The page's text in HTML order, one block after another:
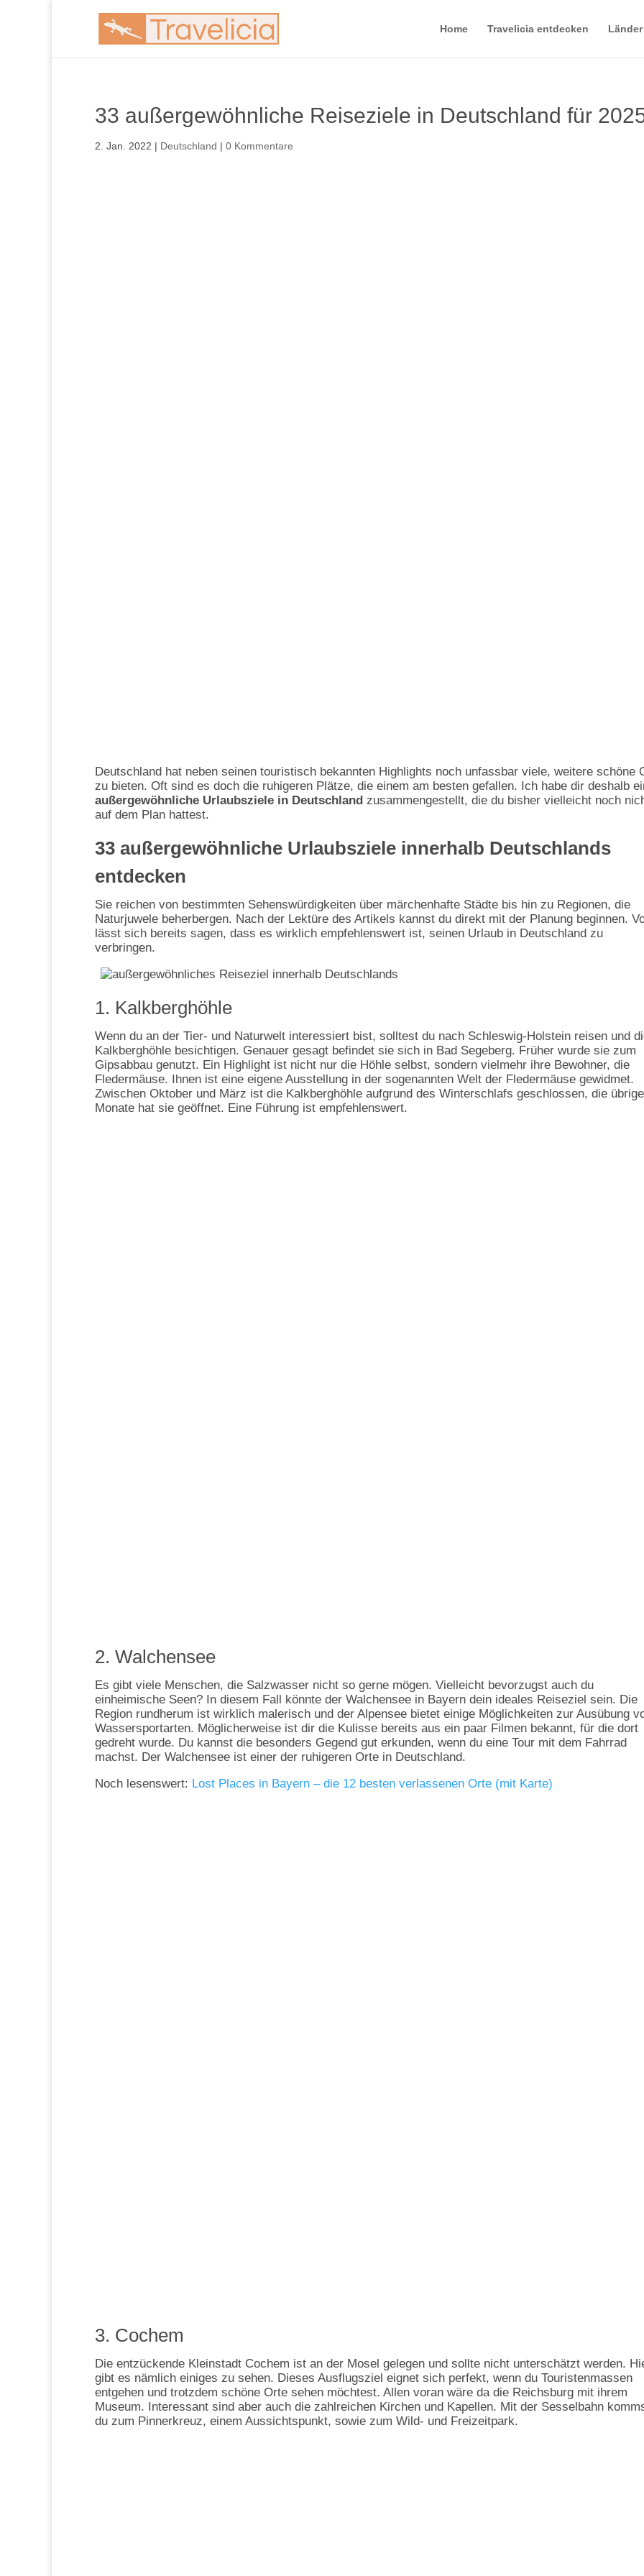
Home Travelicia entdecken Länder
33 außergewöhnliche Reiseziele in Deutschland für
2. Jan. 2022 | Deutschland | 0 Kommentare
Deutschland hat neben seinen touristisch bekannten Highlights noch unfassbar viele, weitere schöne
zu bieten. Oft sind es doch die ruhigeren Plätze, die einem am besten gefallen. Ich habe dir deshalb
außergewöhnliche Urlaubsziele in Deutschland zusammengestellt, die du bisher vielleicht noch
auf dem Plan hattest.
33 außergewöhnliche Urlaubsziele innerhalb Deutschlands
entdecken
Sie reichen von bestimmten Sehenswürdigkeiten über märchenhafte Städte bis hin zu Regionen, die
Naturjuwele beherbergen. Nach der Lektüre des Artikels kannst du direkt mit der Planung beginnen.
lässt sich bereits sagen, dass es wirklich empfehlenswert ist, seinen Urlaub in Deutschland zu
verbringen.
1. Kalkberghöhle
Wenn du an der Tier- und Naturwelt interessiert bist, solltest du nach Schleswig-Holstein reisen und
Kalkberghöhle besichtigen. Genauer gesagt befindet sie sich in Bad Segeberg. Früher wurde sie zum
Gipsabbau genutzt. Ein Highlight ist nicht nur die Höhle selbst, sondern vielmehr ihre Bewohner, die
Fledermäuse. Ihnen ist eine eigene Ausstellung in der sogenannten Welt der Fledermäuse gewidmet.
Zwischen Oktober und März ist die Kalkberghöhle aufgrund des Winterschlafs geschlossen, die
Monate hat sie geöffnet. Eine Führung ist empfehlenswert.
2. Walchensee
Es gibt viele Menschen, die Salzwasser nicht so gerne mögen. Vielleicht bevorzugst auch du
einheimische Seen? In diesem Fall könnte der Walchensee in Bayern dein ideales Reiseziel sein. Die
Region rundherum ist wirklich malerisch und der Alpensee bietet einige Möglichkeiten zur Ausübung
Wassersportarten. Möglicherweise ist dir die Kulisse bereits aus ein paar Filmen bekannt, für die dort
gedreht wurde. Du kannst die besonders Gegend gut erkunden, wenn du eine Tour mit dem Fahrrad
machst. Der Walchensee ist einer der ruhigeren Orte in Deutschland.
Noch lesenswert: Lost Places in Bayern – die 12 besten verlassenen Orte (mit Karte)
3. Cochem
Die entzückende Kleinstadt Cochem ist an der Mosel gelegen und sollte nicht unterschätzt werden.
gibt es nämlich einiges zu sehen. Dieses Ausflugsziel eignet sich perfekt, wenn du Touristenmassen
entgehen und trotzdem schöne Orte sehen möchtest. Allen voran wäre da die Reichsburg mit ihrem
Museum. Interessant sind aber auch die zahlreichen Kirchen und Kapellen. Mit der Sesselbahn
du zum Pinnerkreuz, einem Aussichtspunkt, sowie zum Wild- und Freizeitpark.